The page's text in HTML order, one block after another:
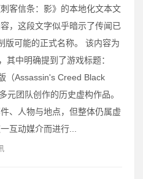
客信条：影》的本地化文本文
，这段文字似乎暗示了传闻已
版可能的正式名称。 该内容为
其中明确提到了游戏标题：
（Assassin's Creed Black
元团队创作的历史虚构作品。
、人物与地点，但整体仍属虚
互动媒介而进行...